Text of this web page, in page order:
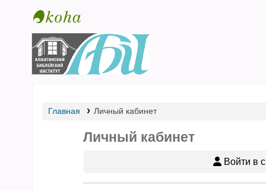
Библиотека АБИ
Главная Личный кабинет
Личный кабинет
Войти в